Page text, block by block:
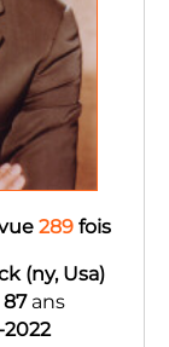
289fois
(ny, Usa)
87ans